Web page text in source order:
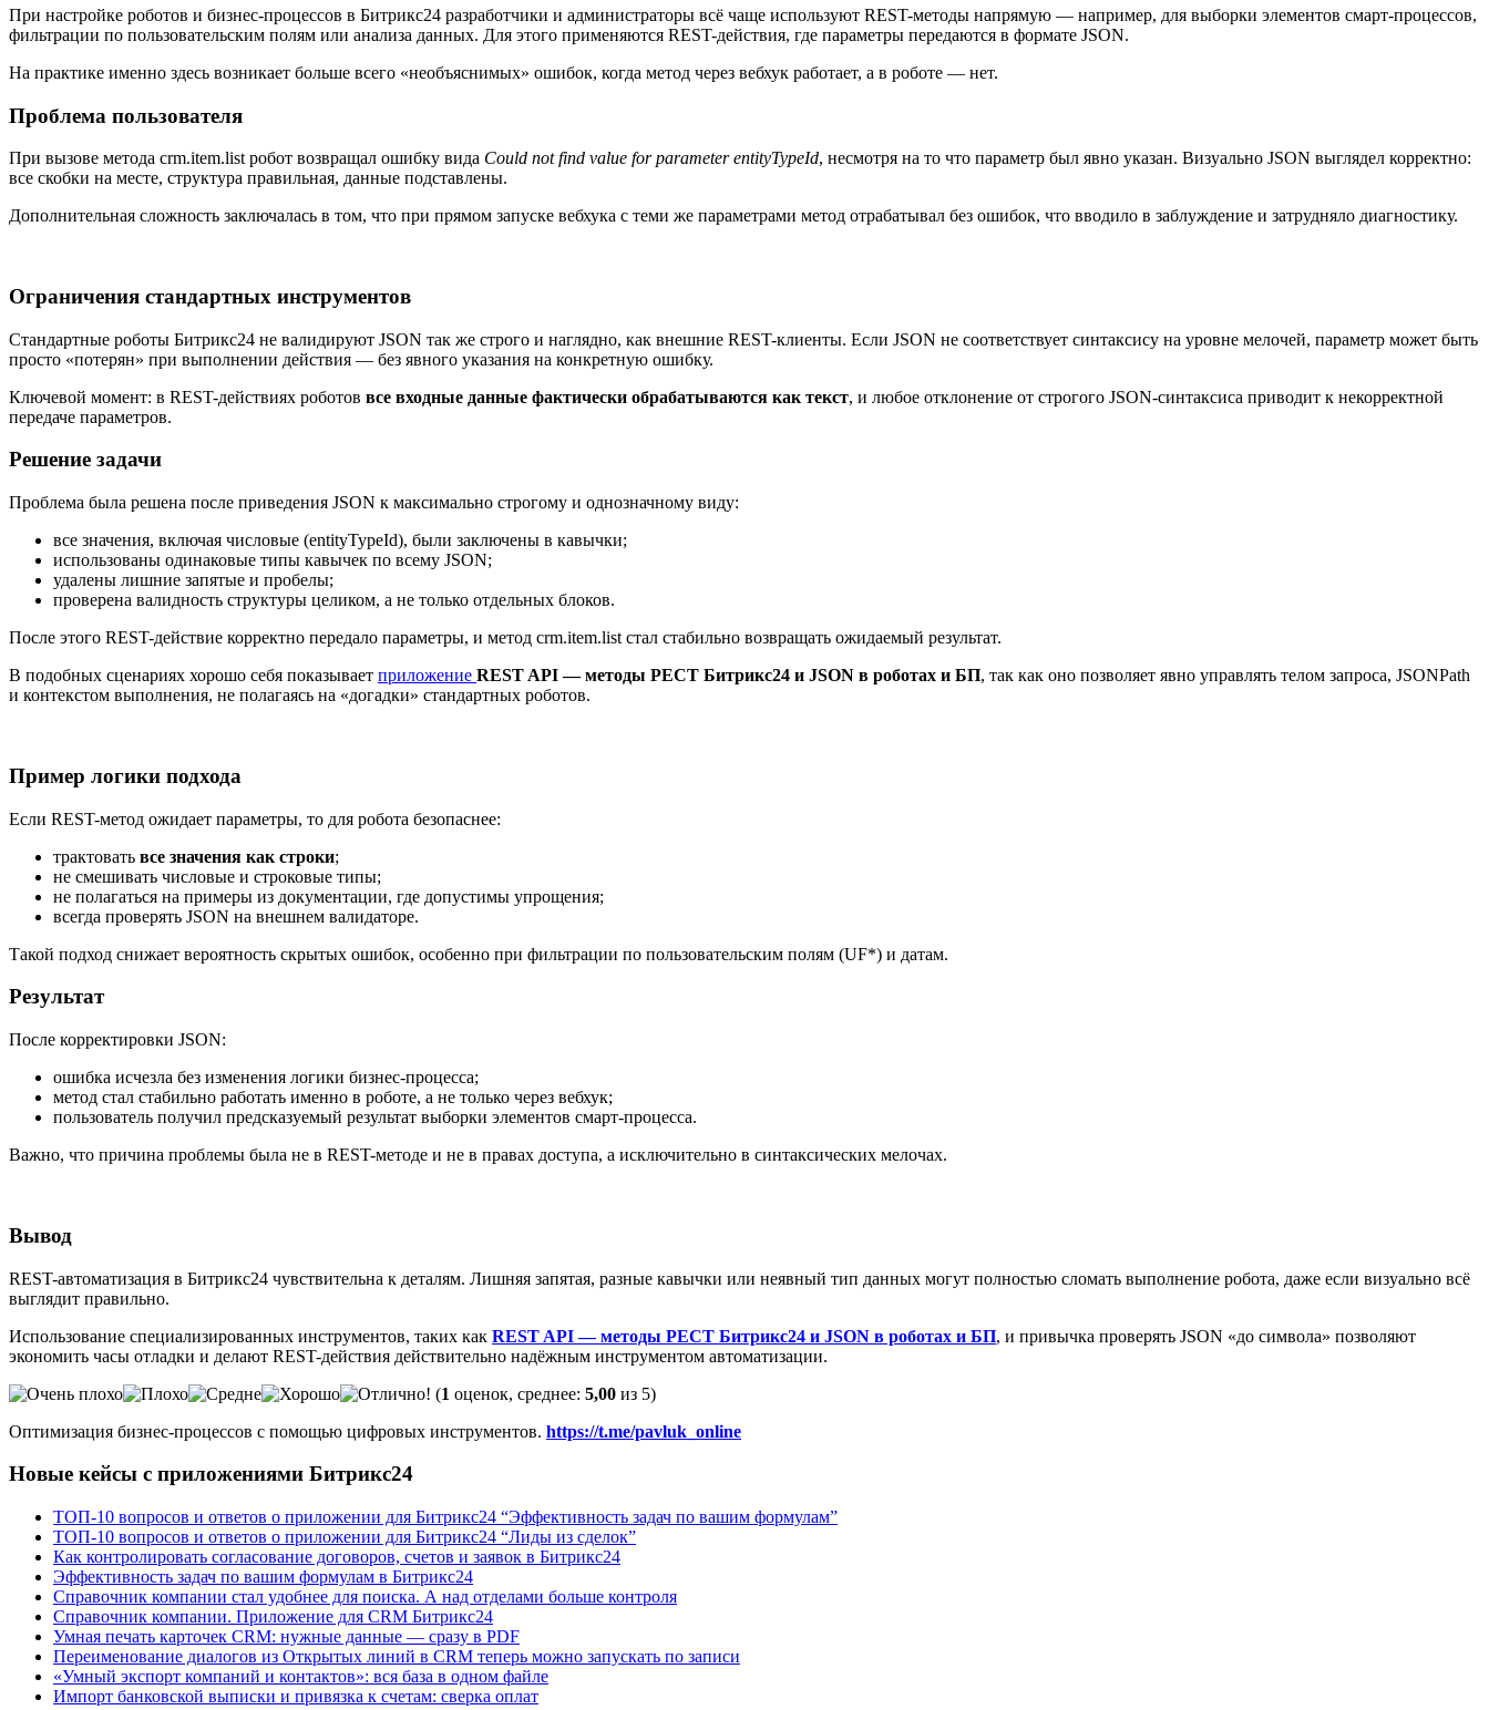
При настройке роботов и бизнес-процессов в Битрикс24 разработчики и администраторы всё чаще используют REST-методы напрямую — например, для выборки элементов смарт-процессов,
фильтрации по пользовательским полям или анализа данных. Для этого применяются REST-действия, где параметры передаются в формате JSON.
На практике именно здесь возникает больше всего «необъяснимых» ошибок, когда метод через вебхук работает, а в роботе — нет.
Проблема пользователя
При вызове метода crm.item.list робот возвращал ошибку вида Could not find value for parameter entityTypeId, несмотря на то что параметр был явно указан. Визуально JSON выглядел корректно:
все скобки на месте, структура правильная, данные подставлены.
Дополнительная сложность заключалась в том, что при прямом запуске вебхука с теми же параметрами метод отрабатывал без ошибок, что вводило в заблуждение и затрудняло диагностику.
Ограничения стандартных инструментов
Стандартные роботы Битрикс24 не валидируют JSON так же строго и наглядно, как внешние REST-клиенты. Если JSON не соответствует синтаксису на уровне мелочей, параметр может быть
просто «потерян» при выполнении действия — без явного указания на конкретную ошибку.
Ключевой момент: в REST-действиях роботов все входные данные фактически обрабатываются как текст, и любое отклонение от строгого JSON-синтаксиса приводит к некорректной
передаче параметров.
Решение задачи
Проблема была решена после приведения JSON к максимально строгому и однозначному виду:
все значения, включая числовые (entityTypeId), были заключены в кавычки;
использованы одинаковые типы кавычек по всему JSON;
удалены лишние запятые и пробелы;
проверена валидность структуры целиком, а не только отдельных блоков.
После этого REST-действие корректно передало параметры, и метод crm.item.list стал стабильно возвращать ожидаемый результат.
В подобных сценариях хорошо себя показывает приложение REST API — методы РЕСТ Битрикс24 и JSON в роботах и БП, так как оно позволяет явно управлять телом запроса, JSONPath
и контекстом выполнения, не полагаясь на «догадки» стандартных роботов.
Пример логики подхода
Если REST-метод ожидает параметры, то для робота безопаснее:
трактовать все значения как строки;
не смешивать числовые и строковые типы;
не полагаться на примеры из документации, где допустимы упрощения;
всегда проверять JSON на внешнем валидаторе.
Такой подход снижает вероятность скрытых ошибок, особенно при фильтрации по пользовательским полям (UF*) и датам.
Результат
После корректировки JSON:
ошибка исчезла без изменения логики бизнес-процесса;
метод стал стабильно работать именно в роботе, а не только через вебхук;
пользователь получил предсказуемый результат выборки элементов смарт-процесса.
Важно, что причина проблемы была не в REST-методе и не в правах доступа, а исключительно в синтаксических мелочах.
Вывод
REST-автоматизация в Битрикс24 чувствительна к деталям. Лишняя запятая, разные кавычки или неявный тип данных могут полностью сломать выполнение робота, даже если визуально всё
выглядит правильно.
Использование специализированных инструментов, таких как REST API — методы РЕСТ Битрикс24 и JSON в роботах и БП, и привычка проверять JSON «до символа» позволяют
экономить часы отладки и делают REST-действия действительно надёжным инструментом автоматизации.
(1 оценок, среднее: 5,00 из 5)
Оптимизация бизнес-процессов с помощью цифровых инструментов. https://t.me/pavluk_online
Новые кейсы с приложениями Битрикс24
ТОП-10 вопросов и ответов о приложении для Битрикс24 “Эффективность задач по вашим формулам”
ТОП-10 вопросов и ответов о приложении для Битрикс24 “Лиды из сделок”
Как контролировать согласование договоров, счетов и заявок в Битрикс24
Эффективность задач по вашим формулам в Битрикс24
Справочник компании стал удобнее для поиска. А над отделами больше контроля
Справочник компании. Приложение для CRM Битрикс24
Умная печать карточек CRM: нужные данные — сразу в PDF
Переименование диалогов из Открытых линий в CRM теперь можно запускать по записи
«Умный экспорт компаний и контактов»: вся база в одном файле
Импорт банковской выписки и привязка к счетам: сверка оплат